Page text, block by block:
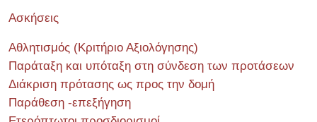
Ασκήσεις
Αθλητισμός (Κριτήριο Αξιολόγησης)
Παράταξη και υπόταξη στη σύνδεση των προτάσεων
Διάκριση πρότασης ως προς την δομή
Παράθεση -επεξήγηση